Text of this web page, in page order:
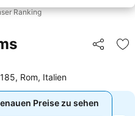
Ranking
Teilen
Rom, Italien
Preise zu sehen
Preise zu sehen